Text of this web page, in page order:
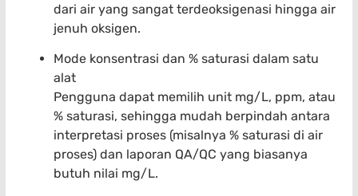
dari air yang sangat terdeoksigenasi hingga air
jenuh oksigen.
Mode konsentrasi dan % saturasi dalam satu
alat
Pengguna dapat memilih unit mg/L, ppm, atau
% saturasi, sehingga mudah berpindah antara
interpretasi proses (misalnya % saturasi di air
proses) dan laporan QA/QC yang biasanya
butuh nilai mg/L.